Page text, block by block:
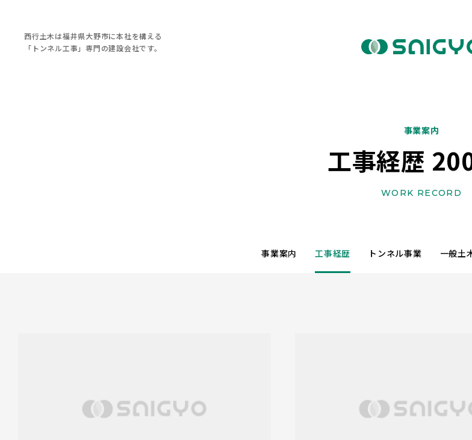
西行土木は福井県大野市に本社を構える
「トンネル工事」専門の建設会社です。
事業案内
工事経歴
WORK RECORD
事業案内 工事経歴 トンネル事業 一般土